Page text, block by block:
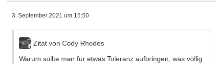
3. September 2021 um 15:50
Zitat von Cody Rhodes
Warum sollte man für etwas Toleranz aufbringen, was völlig